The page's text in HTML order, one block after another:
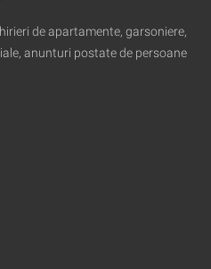
de apartamente, garsoniere,
anunturi postate de persoane